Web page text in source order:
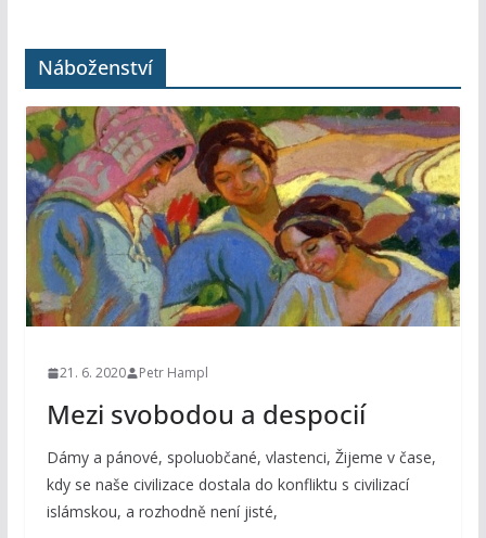
Náboženství
21. 6. 2020 Petr Hampl
Mezi svobodou a despocií
Dámy a pánové, spoluobčané, vlastenci, Žijeme v čase,
kdy se naše civilizace dostala do konfliktu s civilizací
islámskou, a rozhodně není jisté,